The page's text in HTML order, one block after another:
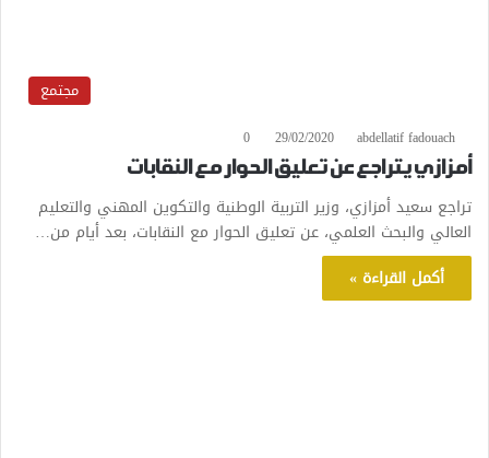
مجتمع
abdellatif fadouach
29/02/2020
0
أمزازي يتراجع عن تعليق الحوار مع النقابات
تراجع سعيد أمزازي، وزير التربية الوطنية والتكوين المهني والتعليم
العالي والبحث العلمي، عن تعليق الحوار مع النقابات، بعد أيام من…
أكمل القراءة »